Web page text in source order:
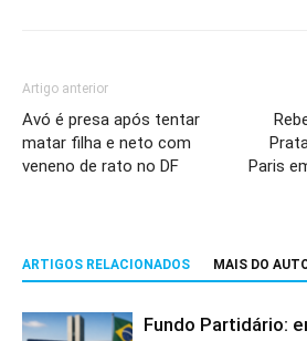
Artigo anterior
Avó é presa após tentar
matar filha e neto com
veneno de rato no DF
Paris
ARTIGOS RELACIONADOS MAIS DO
Fundo Partidário: